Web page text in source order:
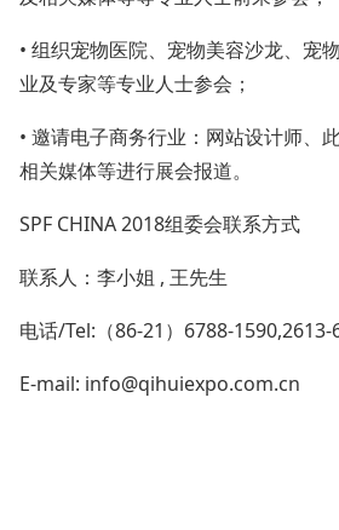
• 组织宠物医院、宠物美容沙龙、宠
业及专家等专业人士参会；
• 邀请电子商务行业：网站设计师、
相关媒体等进行展会报道。
SPF CHINA 2018组委会联系方式
联系人：李小姐 , 王先生
电话/Tel:（86-21）6788-1590,2613-
E-mail: info@qihuiexpo.com.cn